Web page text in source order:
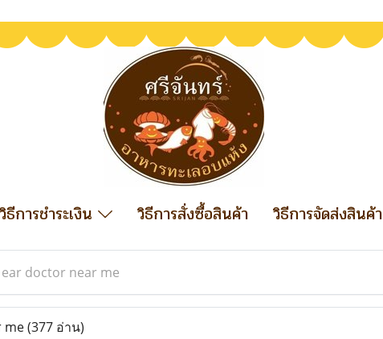
วิธีการชำระเงิน วิธีการสั่งซื้อสินค้า วิธีการจัดส่งสินค้า
ear doctor near me
me(377 อ่าน)